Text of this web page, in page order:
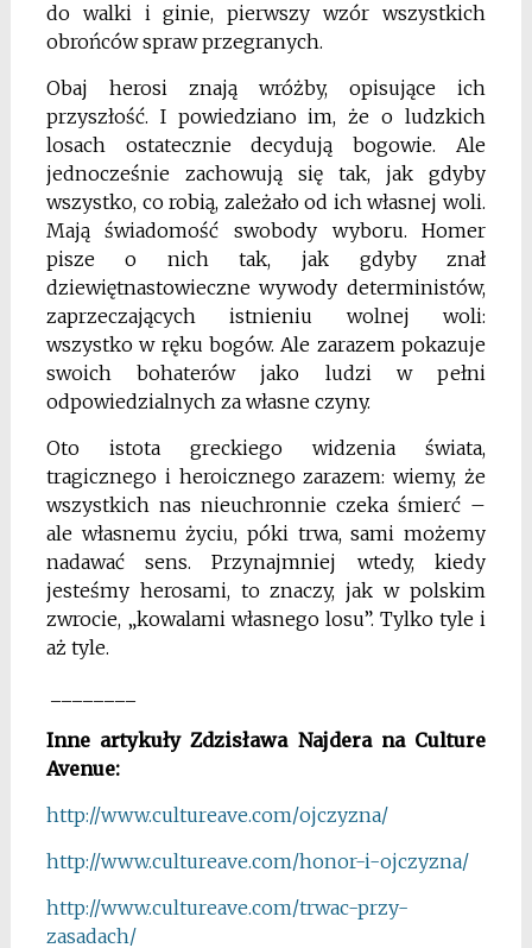
do walki i ginie, pierwszy wzór wszystkich
obrońców spraw przegranych.
Obaj herosi znają wróżby, opisujące ich
przyszłość. I powiedziano im, że o ludzkich
losach ostatecznie decydują bogowie. Ale
jednocześnie zachowują się tak, jak gdyby
wszystko, co robią, zależało od ich własnej woli.
Mają świadomość swobody wyboru. Homer
pisze o nich tak, jak gdyby znał
dziewiętnastowieczne wywody deterministów,
zaprzeczających istnieniu wolnej woli:
wszystko w ręku bogów. Ale zarazem pokazuje
swoich bohaterów jako ludzi w pełni
odpowiedzialnych za własne czyny.
Oto istota greckiego widzenia świata,
tragicznego i heroicznego zarazem: wiemy, że
wszystkich nas nieuchronnie czeka śmierć –
ale własnemu życiu, póki trwa, sami możemy
nadawać sens. Przynajmniej wtedy, kiedy
jesteśmy herosami, to znaczy, jak w polskim
zwrocie, „kowalami własnego losu”. Tylko tyle i
aż tyle.
Inne artykuły Zdzisława Najdera na Culture
Avenue:
http://www.cultureave.com/ojczyzna/
http://www.cultureave.com/honor-i-ojczyzna/
http://www.cultureave.com/trwac-przy-
zasadach/